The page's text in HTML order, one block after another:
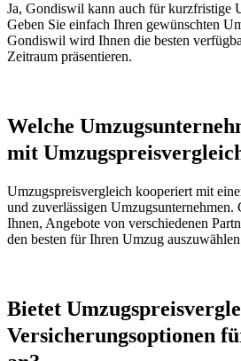
Ja, Gondiswil kann auch für kurzfristige
Geben Sie einfach Ihren gewünschten
Gondiswil wird Ihnen die besten
Zeitraum präsentieren.
Welche
mit
Umzugspreisvergleich kooperiert mit
und zuverlässigen
Ihnen, Angebote von verschiedenen
den besten für Ihren Umzug
Bietet
Versicherungsoptionen